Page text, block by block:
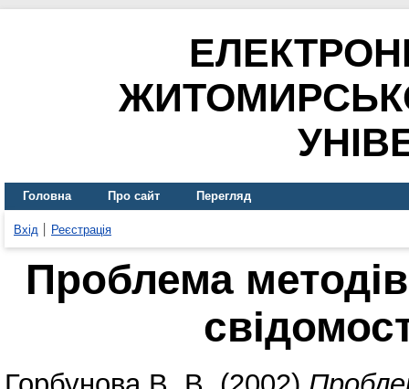
Головна Про сайт Перегляд
Вхід Реєстрація
Проблема